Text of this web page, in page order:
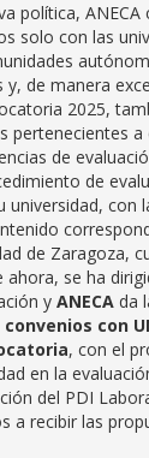
política, ANECA
solo con las
y, de manera
2025,
pertenecientes
de
de
universidad, con
de Zaragoza,
se ha
y ANECA da
con
, con el
en la
del PDI
a recibir las